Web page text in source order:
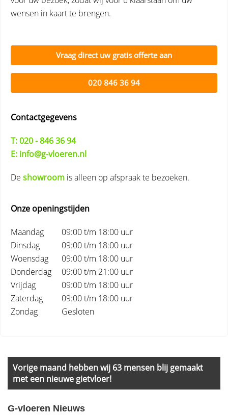
wensen in kaart te brengen.
Vraag direct uw gratis offerte aan
020 846 36 94
Contactgegevens
T: 020 - 846 36 94
E: info@g-vloeren.nl
De showroom is alleen op afspraak te bezoeken.
Onze openingstijden
Maandag
09:00 t/m 18:00 uur
Dinsdag
09:00 t/m 18:00 uur
Woensdag
09:00 t/m 18:00 uur
Donderdag
09:00 t/m 21:00 uur
Vrijdag
09:00 t/m 18:00 uur
Zaterdag
09:00 t/m 18:00 uur
Zondag
Gesloten
Vorige maand hebben wij 63 mensen blij gemaakt
met een nieuwe gietvloer!
G-vloeren Nieuws